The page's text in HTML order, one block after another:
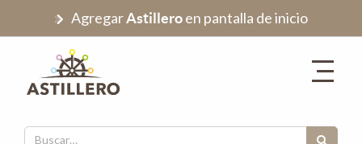
AgregarAstilleroen pantalla de inicio